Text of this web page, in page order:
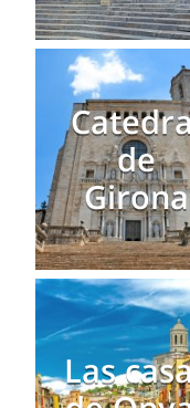
de
Girona
Las